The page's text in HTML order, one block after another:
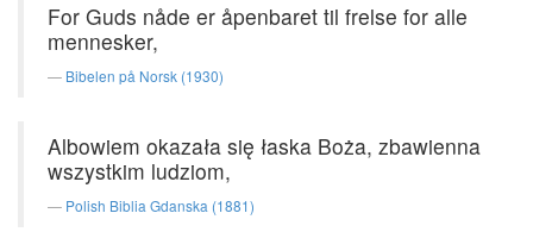
For Guds nåde er åpenbaret til frelse for alle
mennesker,
Bibelen på Norsk (1930)
Albowiem okazała się łaska Boża, zbawienna
wszystkim ludziom,
Polish Biblia Gdanska (1881)